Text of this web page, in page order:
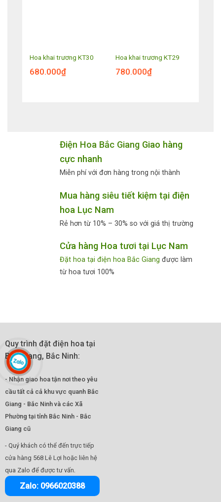
Hoa khai trương KT30
680.000₫
Hoa khai trương KT29
780.000₫
Điện Hoa Bắc GiangGiao hàng
cực nhanh
Miễn phí với đơn hàng trong nội thành
Mua hàng siêu tiết kiệm tại điện
hoa Lục Nam
Rẻ hơn từ 10% – 30% so với giá thị trường
Cửa hàng Hoa tươi tại Lục Nam
Đặt hoa tại điện hoa Bắc Giang được làm
từ hoa tươi 100%
Quy trình đặt điện hoa tại
Bắc Giang, Bắc Ninh:
- Nhận giao hoa tận nơi theo yêu
cầu tất cả cả khu vực quanh Bắc
Giang - Bắc Ninh và các Xã
Phường tại tỉnh Bắc Ninh - Bắc
Giang cũ
- Quý khách có thể đến trực tiếp
cửa hàng 568 Lê Lợi hoặc liên hệ
qua Zalo để được tư vấn.
Zalo: 0966020388